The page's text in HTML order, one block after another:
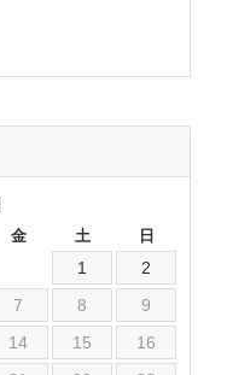
金 土 日
1
2
7 8
9
14 15
16